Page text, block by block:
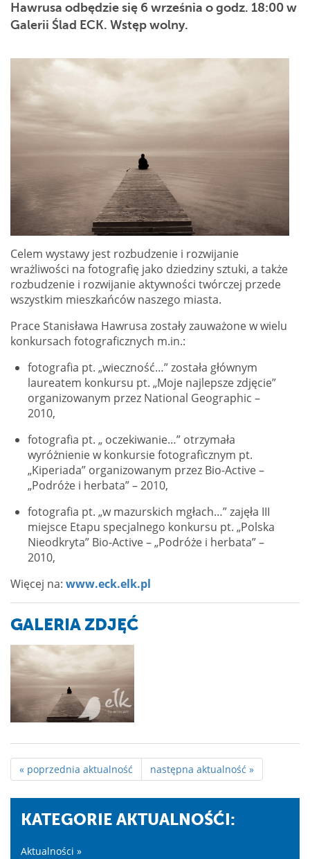
Hawrusa odbędzie się 6 września o godz. 18:00 w
Galerii Ślad ECK. Wstęp wolny.
Celem wystawy jest rozbudzenie i rozwijanie
wrażliwości na fotografię jako dziedziny sztuki, a także
rozbudzenie i rozwijanie aktywności twórczej przede
wszystkim mieszkańców naszego miasta.
Prace Stanisława Hawrusa zostały zauważone w wielu
konkursach fotograficznych m.in.:
fotografia pt. „wieczność…” została głównym
laureatem konkursu pt. „Moje najlepsze zdjęcie”
organizowanym przez National Geographic –
2010,
fotografia pt. „ oczekiwanie…” otrzymała
wyróżnienie w konkursie fotograficznym pt.
„Kiperiada” organizowanym przez Bio-Active –
„Podróże i herbata” – 2010,
fotografia pt. „w mazurskich mgłach…” zajęła III
miejsce Etapu specjalnego konkursu pt. „Polska
Nieodkryta” Bio-Active – „Podróże i herbata” –
2010,
Więcej na: www.eck.elk.pl
GALERIA ZDJĘĆ
« poprzednia aktualność następna aktualność »
KATEGORIE AKTUALNOŚĆI:
Aktualności »